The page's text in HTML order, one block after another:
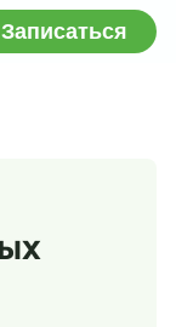
Записаться